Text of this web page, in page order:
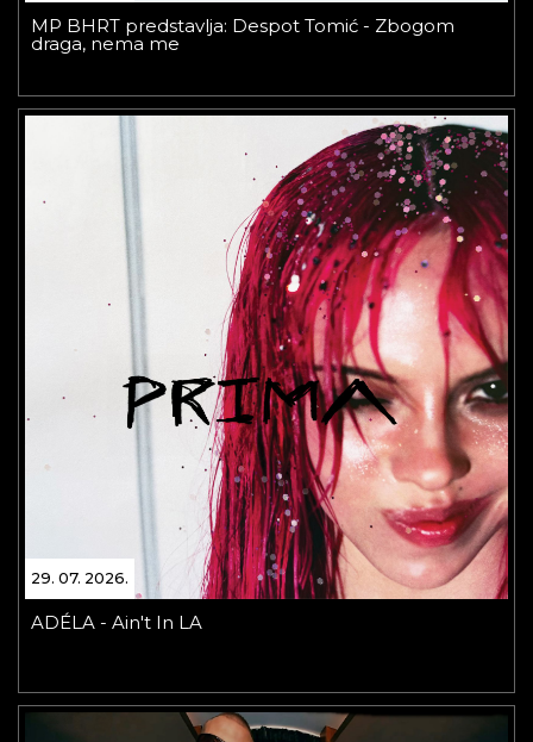
MP BHRT predstavlja: Despot Tomić - Zbogom
draga, nema me
29. 07. 2026.
ADÉLA - Ain't In LA